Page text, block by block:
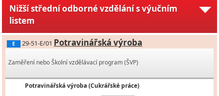
Nižší střední odborné vzdělání s výučním
listem
E 29-51-E/01 Potravinářská výroba
Zaměření nebo Školní vzdělávací program (ŠVP)
Potravinářská výroba (Cukrářské práce)